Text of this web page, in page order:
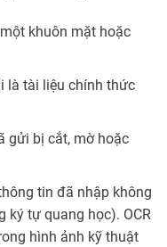
khuôn mặt hoặc
là tài liệu chính thức
gửi bị cắt, mờ hoặc
tin đã nhập không
ký tự quang học). OCR
hình ảnh kỹ thuật